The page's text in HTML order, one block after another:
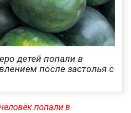
детей попали в
после застолья с
попали в